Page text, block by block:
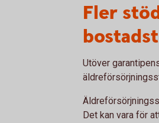
Fler
Utöver
Det kan vara för